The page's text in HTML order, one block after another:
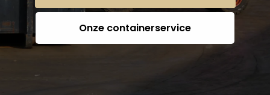
Onze containerservice